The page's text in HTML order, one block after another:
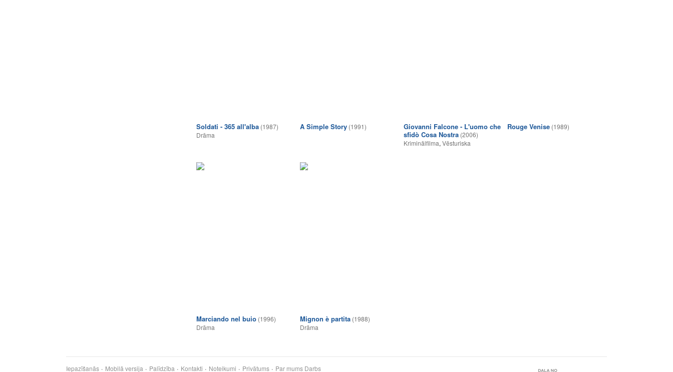
Soldati - 365 all'alba (1987)
Drāma
A Simple Story (1991)
Giovanni Falcone - L'uomo che
sfidò Cosa Nostra (2006)
Kriminālfilma, Vēsturiska
Rouge Venise (1989)
Marciando nel buio (1996)
Drāma
Mignon è partita (1988)
Drāma
Iepazīšanās Mobilā versija Palīdzība Kontakti Noteikumi Privātums Par mums Darbs